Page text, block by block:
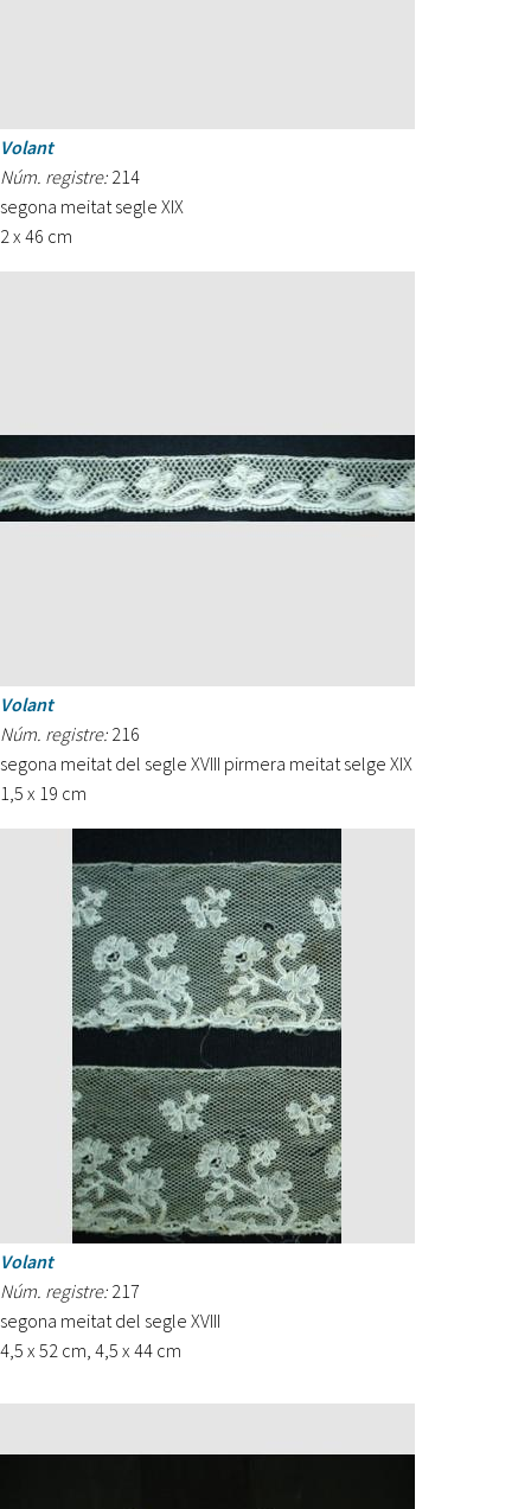
Volant
Núm. registre: 214
segona meitat segle XIX
2 x 46 cm
Volant
Núm. registre: 216
segona meitat del segle XVIII pirmera meitat selge XIX
1,5 x 19 cm
Volant
Núm. registre: 217
segona meitat del segle XVIII
4,5 x 52 cm, 4,5 x 44 cm